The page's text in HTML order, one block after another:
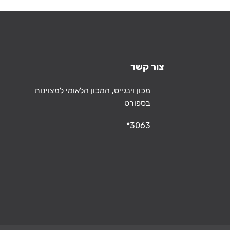
צור קשר
כתובת
מכון וינגייט, המכון הלאומי למצוינות
בספורט
*3063